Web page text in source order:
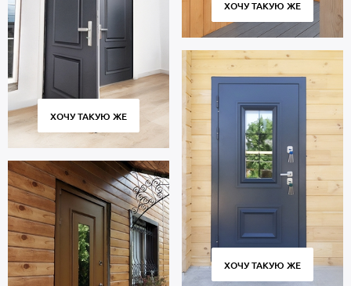
ХОЧУ ТАКУЮ ЖЕ
ХОЧУ ТАКУЮ ЖЕ
ХОЧУ ТАКУЮ ЖЕ